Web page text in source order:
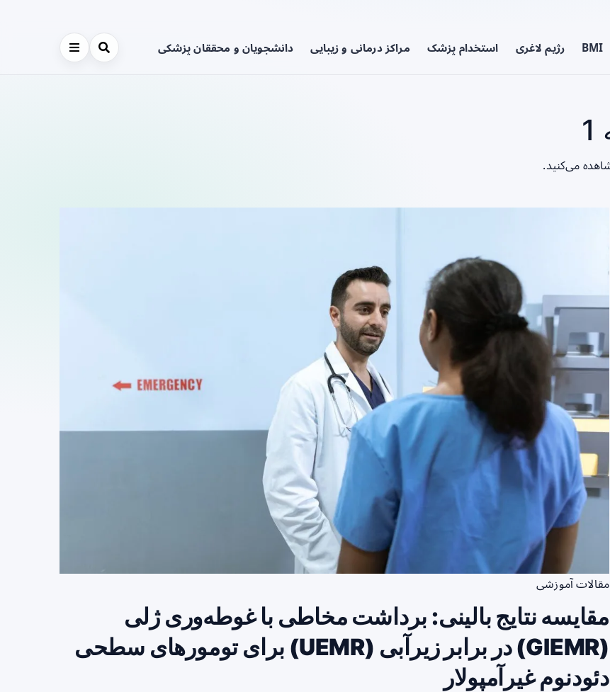
BMI رژیم لاغری استخدام پزشک مراکز درمانی و زیبایی دانشجویان و محققان پزشکی
مقالات آموزشی
مقایسه نتایج بالینی: برداشت مخاطی با غوطه‌وری ژلی
(GIEMR) در برابر زیرآبی (UEMR) برای تومورهای سطحی
دئودنوم غیرآمپولار